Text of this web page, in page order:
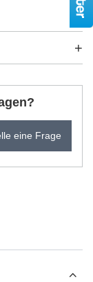
eine Frage